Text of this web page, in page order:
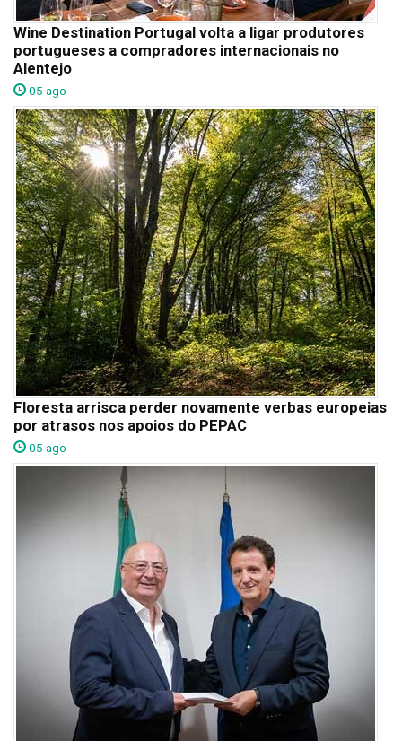
Wine Destination Portugal volta a ligar produtores
portugueses a compradores internacionais no
Alentejo
05 ago
Floresta arrisca perder novamente verbas europeias
por atrasos nos apoios do PEPAC
05 ago